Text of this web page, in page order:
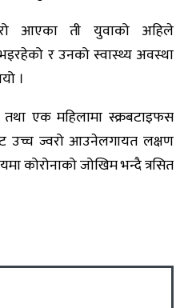
आएका ती युवाको अहिले
र उनको स्वास्थ्य अवस्था
।
तथा एक महिलामा स्क्रबटाइफस
उच्च ज्वरो आउनेलगायत लक्षण
कोरोनाको जोखिम भन्दै त्रसित